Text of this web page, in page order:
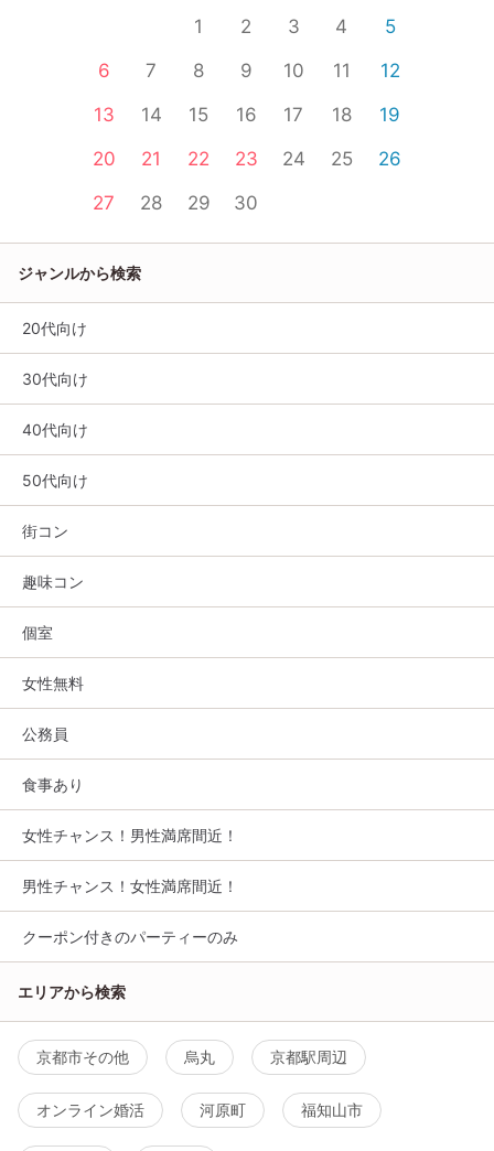
1 2 3 4
5
6
7 8 9 10 11
12
13
14 15 16 17 18
19
20
21 22 23 24 25
26
27
28 29 30
ジャンルから検索
20代向け
30代向け
40代向け
50代向け
街コン
趣味コン
個室
女性無料
公務員
食事あり
女性チャンス！男性満席間近！
男性チャンス！女性満席間近！
クーポン付きのパーティーのみ
エリアから検索
京都市その他 烏丸 京都駅周辺
オンライン婚活 河原町 福知山市